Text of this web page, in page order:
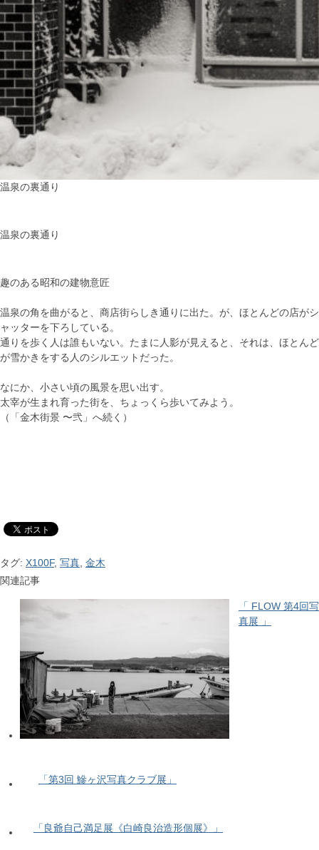
温泉の裏通り
温泉の裏通り
趣のある昭和の建物意匠
温泉の角を曲がると、商店街らしき通りに出た。が、ほとんどの店がシ
ャッターを下ろしている。
通りを歩く人は誰もいない。たまに人影が見えると、それは、ほとんど
が雪かきをする人のシルエットだった。
なにか、小さい頃の風景を思い出す。
太宰が生まれ育った街を、ちょっくら歩いてみよう。
（「金木街景 〜弐」へ続く）
タグ: X100F, 写真 金木
関連記事
「 FLOW 第4回写
真展 」
「第3回 鰺ヶ沢写真クラブ展」
「良爺自己満足展《白崎良治造形個展》」